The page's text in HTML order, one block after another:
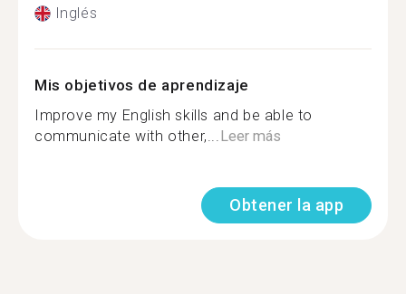
Inglés
Mis objetivos de aprendizaje
Improve my English skills and be able to
communicate with other,...Leer más
Obtener la app